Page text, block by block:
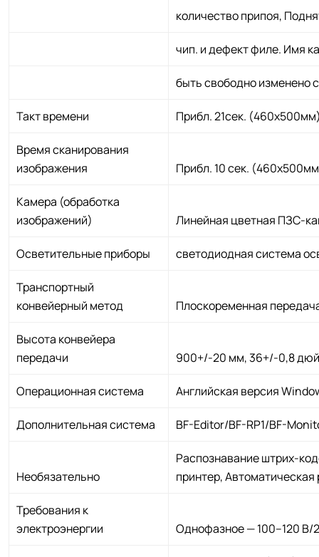
количество припоя,
чип. и дефект филе. Имя
быть свободно изменено
Такт времени Прибл. 21сек.
Время сканирования
изображения
Прибл. 10 сек.
Камера (обработка
изображений)
Линейная цветная ПЗС-
Осветительные приборы светодиодная система
Транспортный
конвейерный метод
Плоскоременная
Высота конвейера
передачи
900+/-20 мм, 36+/-0,8
Операционная система Английская версия
Дополнительная система BF-Editor/BF-RP1/BF-
Необязательно
Распознавание штрих-
принтер,
Требования к
электроэнергии
Однофазное — 100–120 В/